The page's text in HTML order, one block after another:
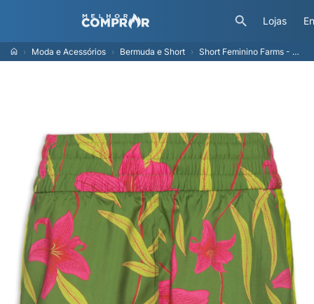
Lojas
Moda e Acessórios Bermuda e Short Short Feminino Farms - Verde